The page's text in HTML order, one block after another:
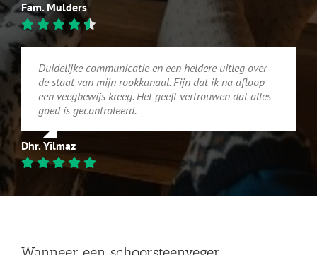
Fam. Mulders
Duidelijke communicatie en een heldere uitleg over
de staat van mijn rookkanaal. Fijn dat ik na afloop
een veegbewijs kreeg. Het geeft vertrouwen dat alles
goed is gecontroleerd.
Dhr. Yilmaz